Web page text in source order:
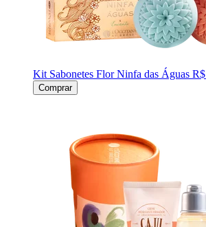
Kit Sabonetes Flor Ninfa das Águas
Comprar